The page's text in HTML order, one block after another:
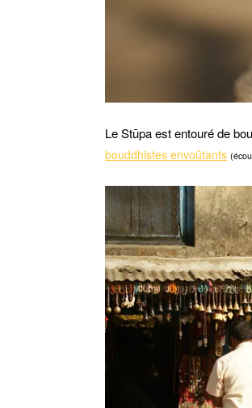
Le Stūpa est entouré de
bouddhistes envoûtants